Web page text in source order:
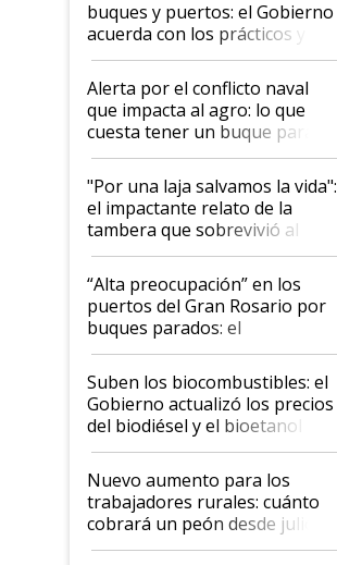
buques y puertos: el Gobierno
acuerda con los prácticos y
suspende el decreto de
desregulación
Alerta por el conflicto naval
que impacta al agro: lo que
cuesta tener un buque parado
y el peligro de que Argentina
pase a ser "país sucio"
"Por una laja salvamos la vida":
el impactante relato de la
tambera que sobrevivió al
tornado
“Alta preocupación” en los
puertos del Gran Rosario por
buques parados: el
funcionamiento de las
exportadoras en tensión tras
la medida de fuerza de los
prácticos
Suben los biocombustibles: el
Gobierno actualizó los precios
del biodiésel y el bioetanol
Nuevo aumento para los
trabajadores rurales: cuánto
cobrará un peón desde julio